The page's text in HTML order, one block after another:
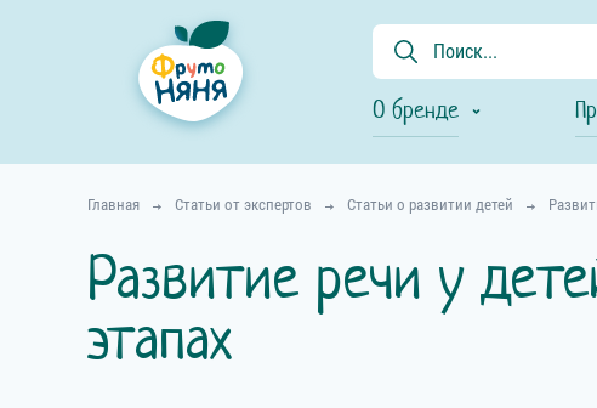
О бренде
Главная Статьи от экспертов Статьи о развитии детей
Развитие речи у
этапах